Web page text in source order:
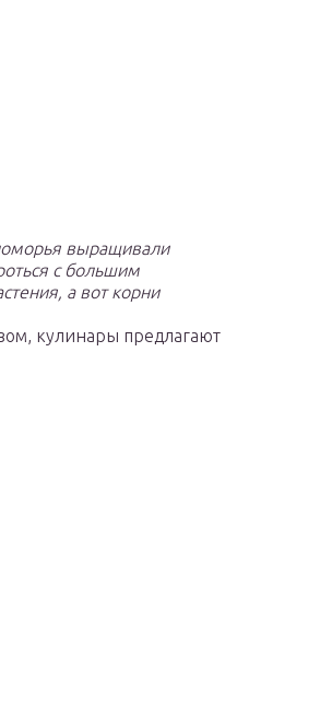
выращивали
с большим
а вот корни
кулинары предлагают